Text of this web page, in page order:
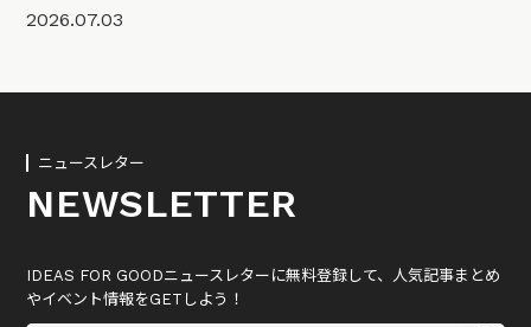
2026.07.03
ニュースレター
NEWSLETTER
IDEAS FOR GOODニュースレターに無料登録して、人気記事まとめ
やイベント情報をGETしよう！